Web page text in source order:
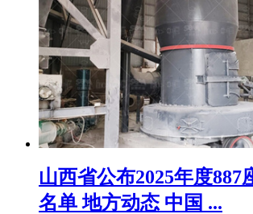
山西省公布2025年度887
名单 地方动态 中国 ...